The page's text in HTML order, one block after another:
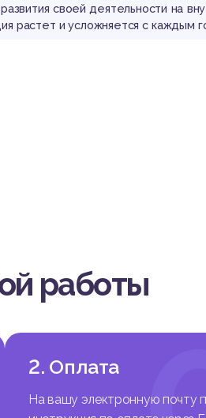
своей деятельности на
растет и усложняется с каждым
на внутреннем рынке
практических и теоретических
деятельности и процесса
– управление маркетингом ЧТУП
– разработка направлений по
«Хамдард».
содержание и направления
работы
2. Оплата
На вашу электронную почту